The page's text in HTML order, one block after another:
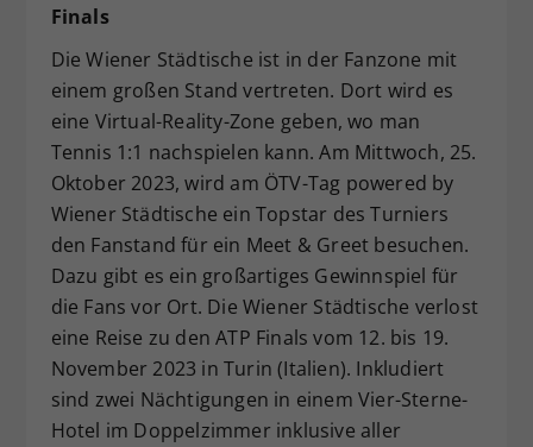
Finals
Die Wiener Städtische ist in der Fanzone mit
einem großen Stand vertreten. Dort wird es
eine Virtual-Reality-Zone geben, wo man
Tennis 1:1 nachspielen kann. Am Mittwoch, 25.
Oktober 2023, wird am ÖTV-Tag powered by
Wiener Städtische ein Topstar des Turniers
den Fanstand für ein Meet & Greet besuchen.
Dazu gibt es ein großartiges Gewinnspiel für
die Fans vor Ort. Die Wiener Städtische verlost
eine Reise zu den ATP Finals vom 12. bis 19.
November 2023 in Turin (Italien). Inkludiert
sind zwei Nächtigungen in einem Vier-Sterne-
Hotel im Doppelzimmer inklusive aller